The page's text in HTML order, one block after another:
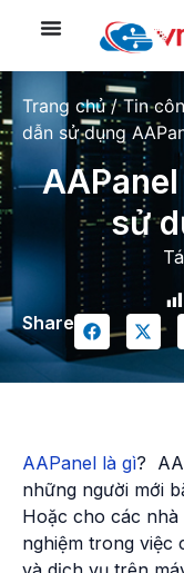
Trang chủ/Tin
dẫn sử dụng
sử
Share
AAPanel là gì?
những người mới
Hoặc cho các
nghiệm trong việc